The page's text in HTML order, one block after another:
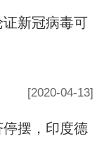
证新冠病毒可
[2020-04-13]
停摆，印度德